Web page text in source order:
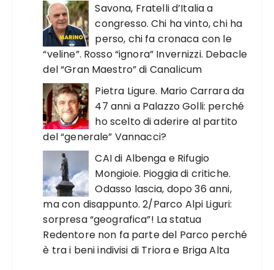
Savona, Fratelli d’Italia a
congresso. Chi ha vinto, chi ha
perso, chi fa cronaca con le
“veline”. Rosso “ignora” Invernizzi. Debacle
del “Gran Maestro” di Canalicum
Pietra Ligure. Mario Carrara da
47 anni a Palazzo Golli: perché
ho scelto di aderire al partito
del “generale” Vannacci?
CAI di Albenga e Rifugio
Mongioie. Pioggia di critiche.
Odasso lascia, dopo 36 anni,
ma con disappunto. 2/Parco Alpi Liguri:
sorpresa “geografica”! La statua
Redentore non fa parte del Parco perché
è tra i beni indivisi di Triora e Briga Alta